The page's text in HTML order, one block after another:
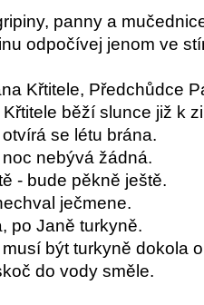
panny a
odpočívej jenom ve
Křtitele, Předchůdce
běží slunce již k
se létu brána.
nebývá žádná.
- bude pěkně ještě.
ječmene.
po Janě turkyně.
být turkyně dokola
do vody směle.